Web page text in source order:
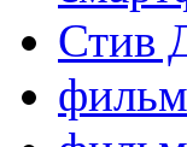
Стив